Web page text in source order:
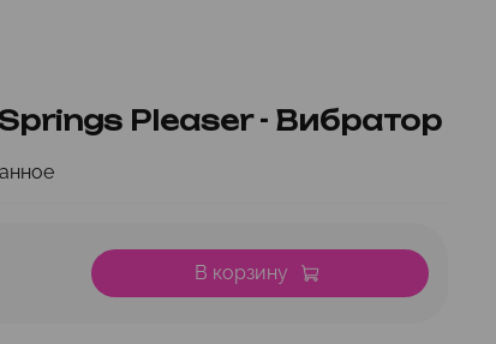
Pleaser - Вибратор
В корзину